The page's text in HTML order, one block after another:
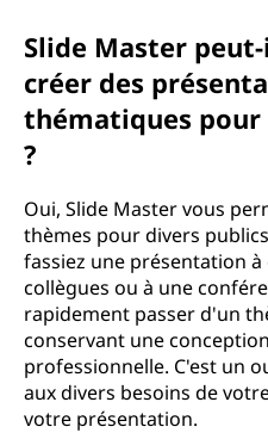
Slide Master
créer des
thématiques
?
Oui, Slide Master vous
thèmes pour divers
fassiez une présentation à
collègues ou à une
rapidement passer d'un
conservant une
professionnelle. C'est un
aux divers besoins de
votre présentation.